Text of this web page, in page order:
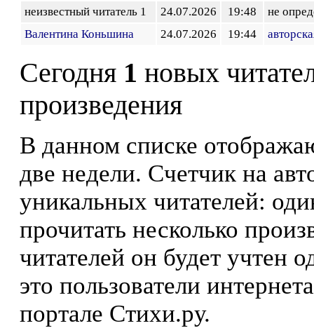
неизвестный читатель 1
24.07.2026 19:48
не
Валентина Коньшина
24.07.2026 19:44
Сегодня 1 новых
произведения
В данном списке
две недели. Счетчик на
уникальных читателей:
прочитать несколько
читателей он будет учтен
это пользователи
портале Стихи.ру.